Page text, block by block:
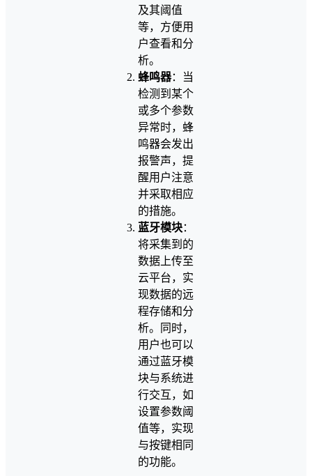
及其阈值
等，方便用
户查看和分
析。
蜂鸣器：当
检测到某个
或多个参数
异常时，蜂
鸣器会发出
报警声，提
醒用户注意
并采取相应
的措施。
蓝牙模块：
将采集到的
数据上传至
云平台，实
现数据的远
程存储和分
析。同时，
用户也可以
通过蓝牙模
块与系统进
行交互，如
设置参数阈
值等，实现
与按键相同
的功能。